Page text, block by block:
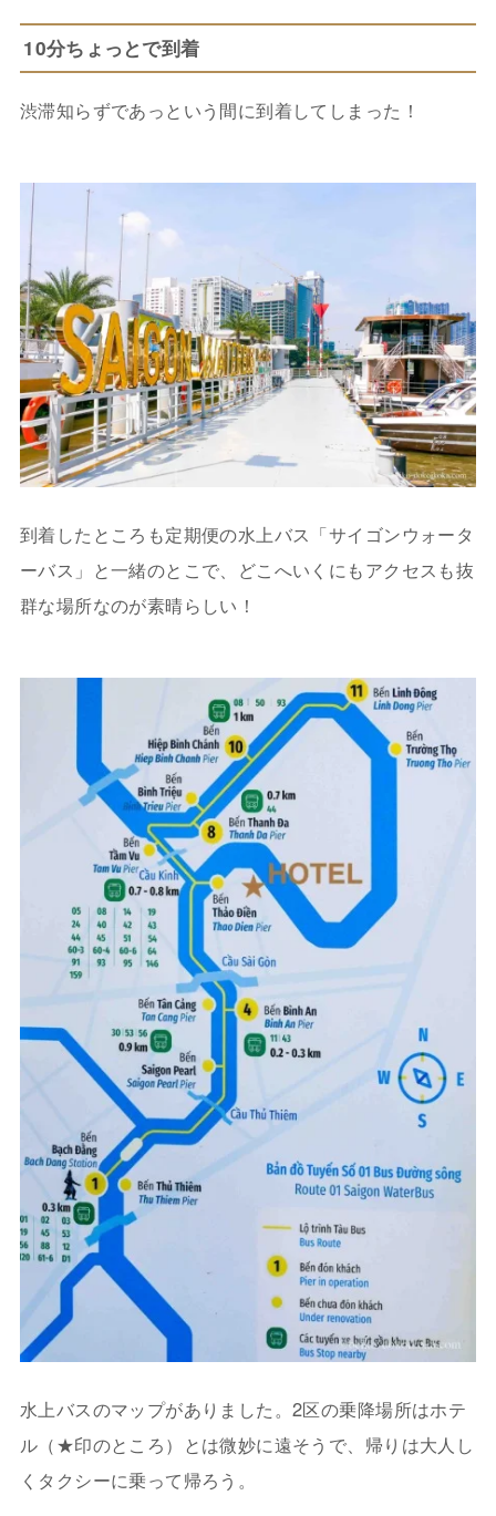
10分ちょっとで到着
渋滞知らずであっという間に到着してしまった！
到着したところも定期便の水上バス「サイゴンウォータ
ーバス」と一緒のとこで、どこへいくにもアクセスも抜
群な場所なのが素晴らしい！
水上バスのマップがありました。2区の乗降場所はホテ
ル（★印のところ）とは微妙に遠そうで、帰りは大人し
くタクシーに乗って帰ろう。